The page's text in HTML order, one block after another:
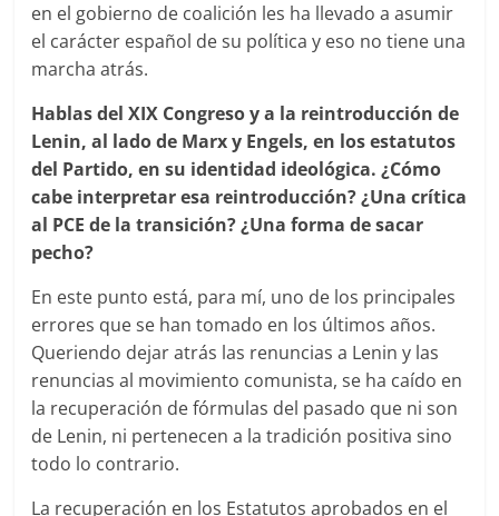
en el gobierno de coalición les ha llevado a asumir
el carácter español de su política y eso no tiene una
marcha atrás.
Hablas del XIX Congreso y a la reintroducción de
Lenin, al lado de Marx y Engels, en los estatutos
del Partido, en su identidad ideológica. ¿Cómo
cabe interpretar esa reintroducción? ¿Una crítica
al PCE de la transición? ¿Una forma de sacar
pecho?
En este punto está, para mí, uno de los principales
errores que se han tomado en los últimos años.
Queriendo dejar atrás las renuncias a Lenin y las
renuncias al movimiento comunista, se ha caído en
la recuperación de fórmulas del pasado que ni son
de Lenin, ni pertenecen a la tradición positiva sino
todo lo contrario.
La recuperación en los Estatutos aprobados en el